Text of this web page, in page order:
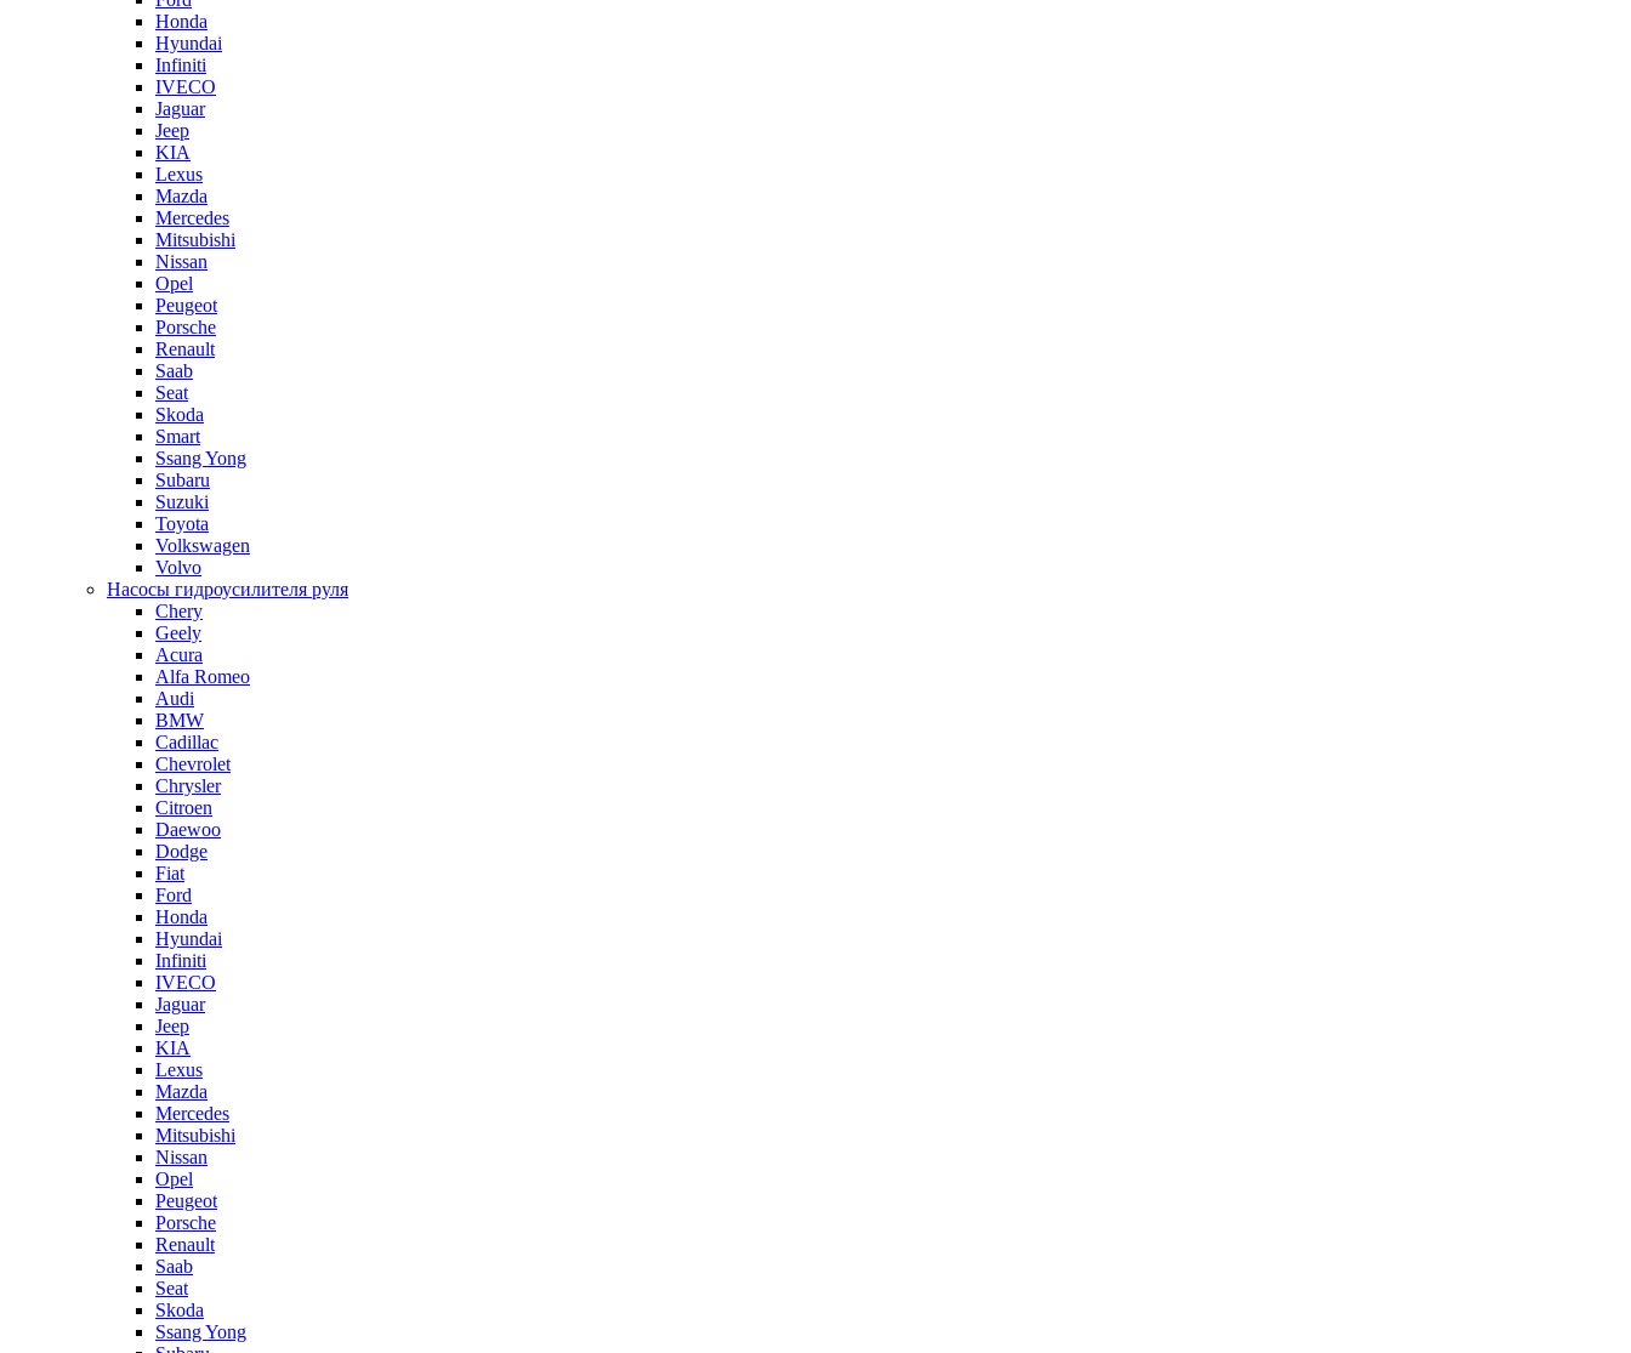
Honda
Hyundai
Infiniti
IVECO
Jaguar
Jeep
KIA
Lexus
Mazda
Mercedes
Mitsubishi
Nissan
Opel
Peugeot
Porsche
Renault
Saab
Seat
Skoda
Smart
Ssang Yong
Subaru
Suzuki
Toyota
Volkswagen
Volvo
Насосы гидроусилителя руля
Chery
Geely
Acura
Alfa Romeo
Audi
BMW
Cadillac
Chevrolet
Chrysler
Citroen
Daewoo
Dodge
Fiat
Ford
Honda
Hyundai
Infiniti
IVECO
Jaguar
Jeep
KIA
Lexus
Mazda
Mercedes
Mitsubishi
Nissan
Opel
Peugeot
Porsche
Renault
Saab
Seat
Skoda
Ssang Yong